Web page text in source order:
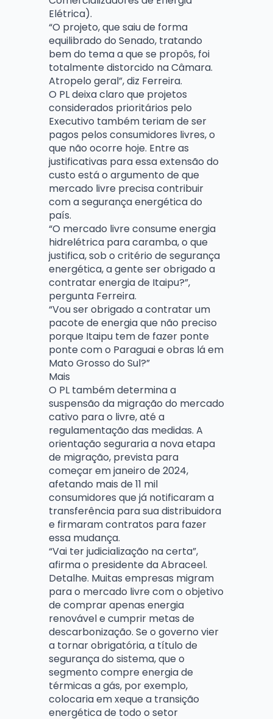
Elétrica).
“O projeto, que saiu de forma
equilibrado do Senado, tratando
bem do tema a que se propôs, foi
totalmente distorcido na Câmara.
Atropelo geral”, diz Ferreira.
O PL deixa claro que projetos
considerados prioritários pelo
Executivo também teriam de ser
pagos pelos consumidores livres, o
que não ocorre hoje. Entre as
justificativas para essa extensão do
custo está o argumento de que
mercado livre precisa contribuir
com a segurança energética do
país.
“O mercado livre consume energia
hidrelétrica para caramba, o que
justifica, sob o critério de segurança
energética, a gente ser obrigado a
contratar energia de Itaipu?”,
pergunta Ferreira.
“Vou ser obrigado a contratar um
pacote de energia que não preciso
porque Itaipu tem de fazer ponte
ponte com o Paraguai e obras lá em
Mato Grosso do Sul?”
Mais
O PL também determina a
suspensão da migração do mercado
cativo para o livre, até a
regulamentação das medidas. A
orientação seguraria a nova etapa
de migração, prevista para
começar em janeiro de 2024,
afetando mais de 11 mil
consumidores que já notificaram a
transferência para sua distribuidora
e firmaram contratos para fazer
essa mudança.
“Vai ter judicialização na certa”,
afirma o presidente da Abraceel.
Detalhe. Muitas empresas migram
para o mercado livre com o objetivo
de comprar apenas energia
renovável e cumprir metas de
descarbonização. Se o governo vier
a tornar obrigatória, a título de
segurança do sistema, que o
segmento compre energia de
térmicas a gás, por exemplo,
colocaria em xeque a transição
energética de todo o setor